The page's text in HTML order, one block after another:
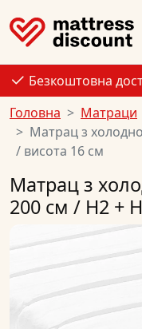
Безкоштовна
Головна
Матраци
Матрац з
/ висота 16 см
Матрац з
200 см / H2 +